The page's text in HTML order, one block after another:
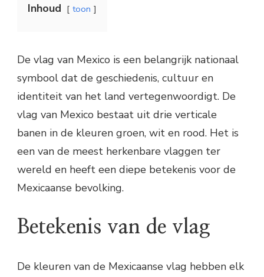
Inhoud toon
De vlag van Mexico is een belangrijk nationaal
symbool dat de geschiedenis, cultuur en
identiteit van het land vertegenwoordigt. De
vlag van Mexico bestaat uit drie verticale
banen in de kleuren groen, wit en rood. Het is
een van de meest herkenbare vlaggen ter
wereld en heeft een diepe betekenis voor de
Mexicaanse bevolking.
Betekenis van de vlag
De kleuren van de Mexicaanse vlag hebben elk